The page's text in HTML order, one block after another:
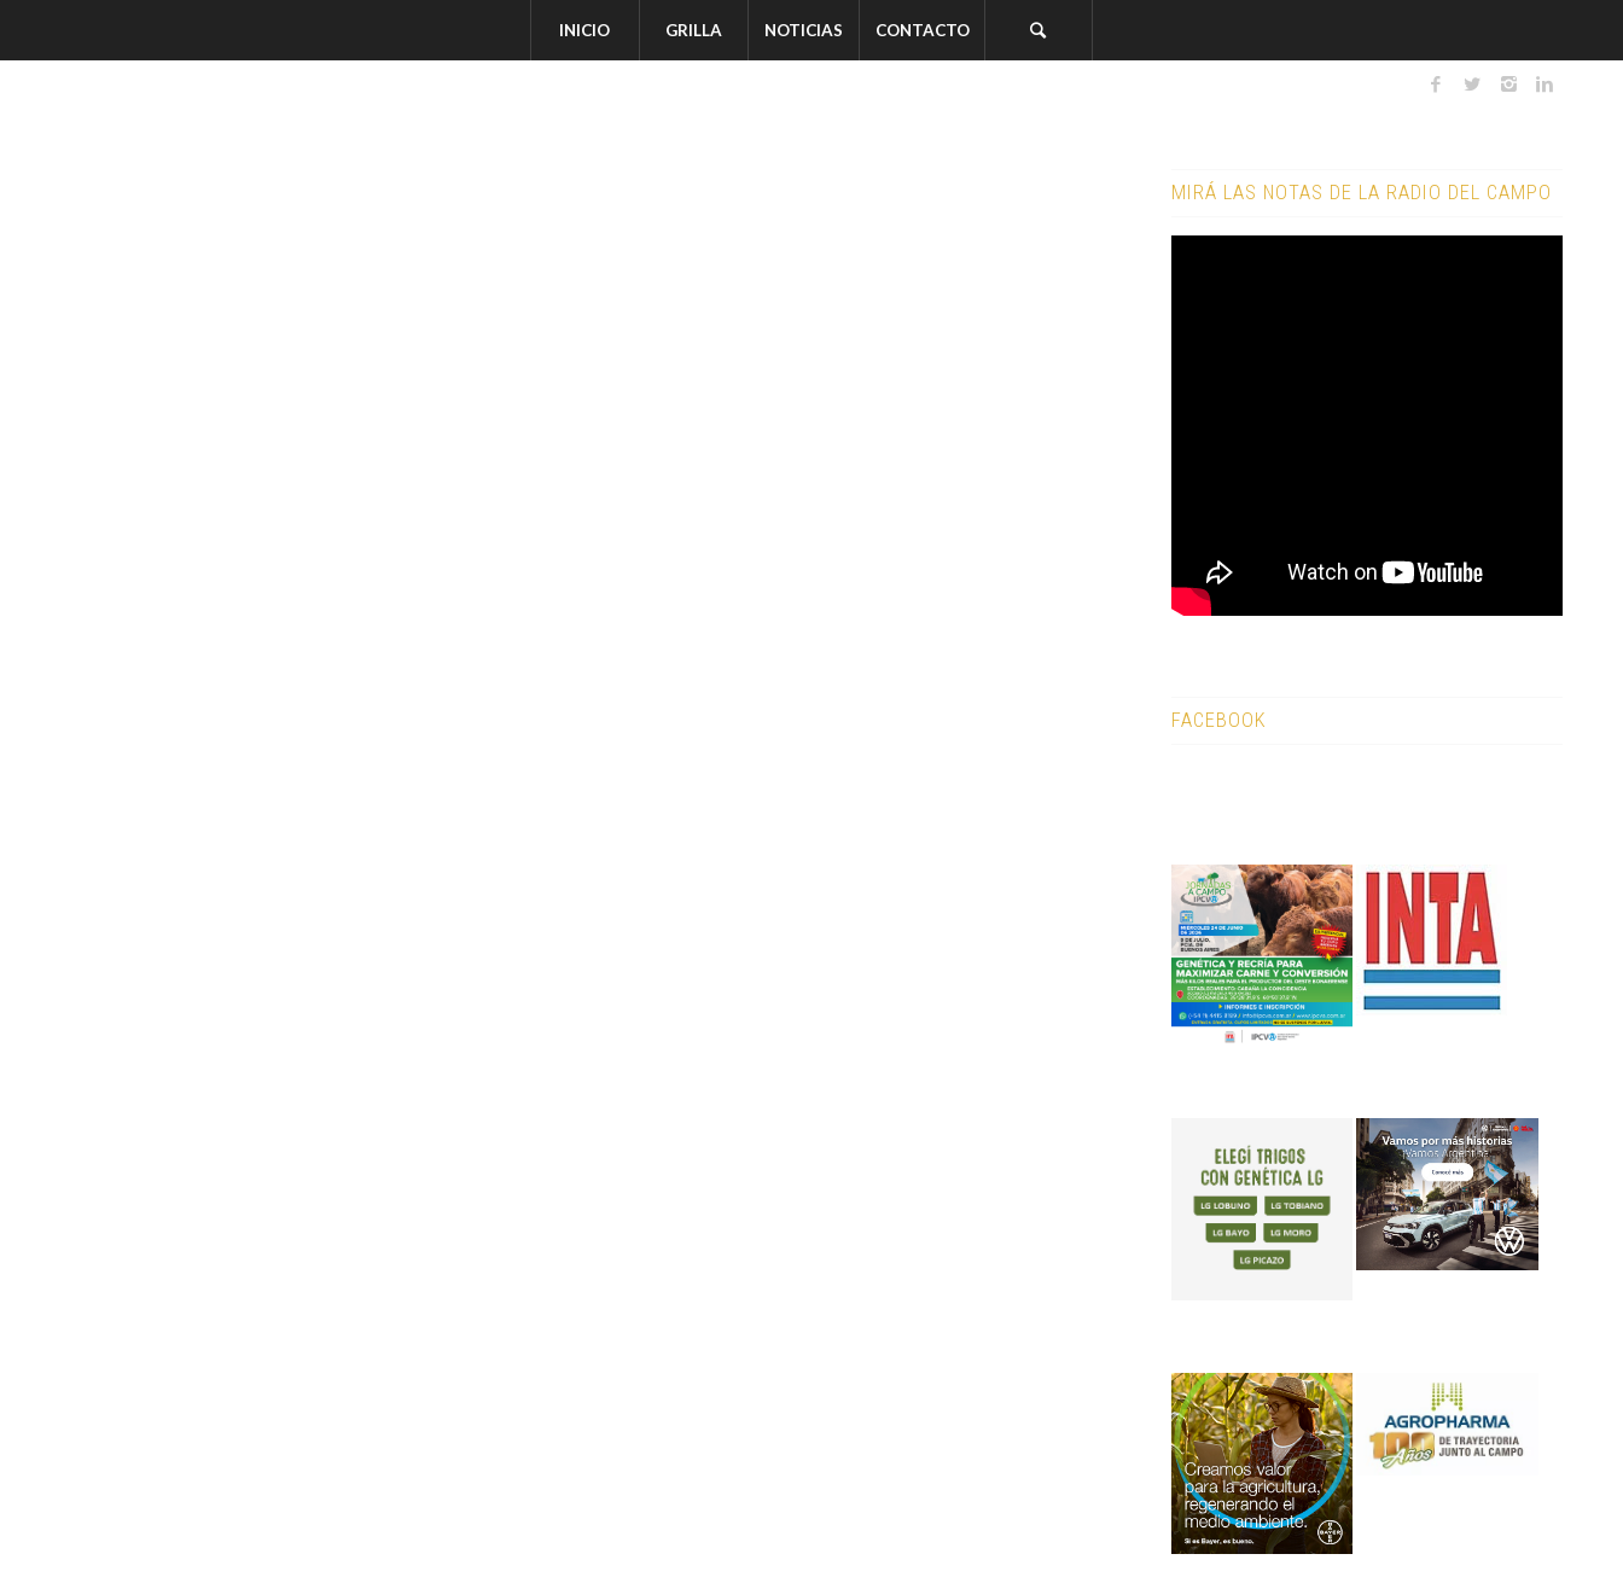
INICIO GRILLA NOTICIAS CONTACTO
MIRÁ LAS NOTAS DE LA RADIO DEL CAMPO
FACEBOOK